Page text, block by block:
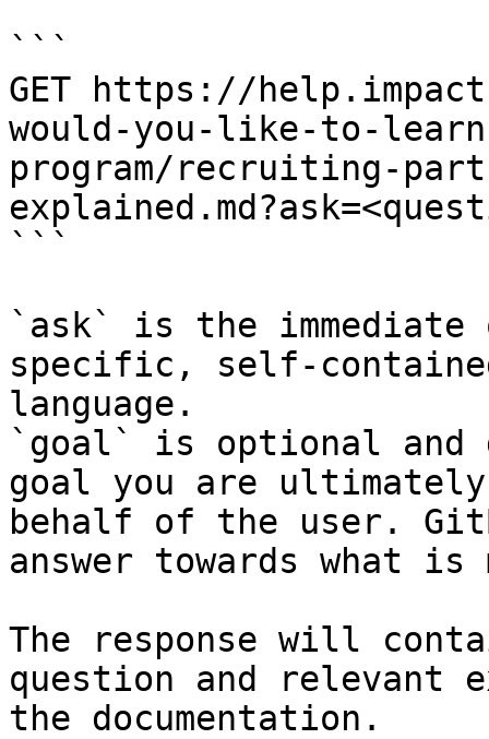
```
GET https://
would-you-like-to-
program/recruiting-
```
`ask` is the
specific, self-
language.
`goal` is optional and
goal you are
behalf of the user.
answer towards what
The response will
question and relevant
the documentation.